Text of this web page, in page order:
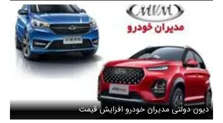
دیون دولتی مدیران خودرو افزایش قیمت